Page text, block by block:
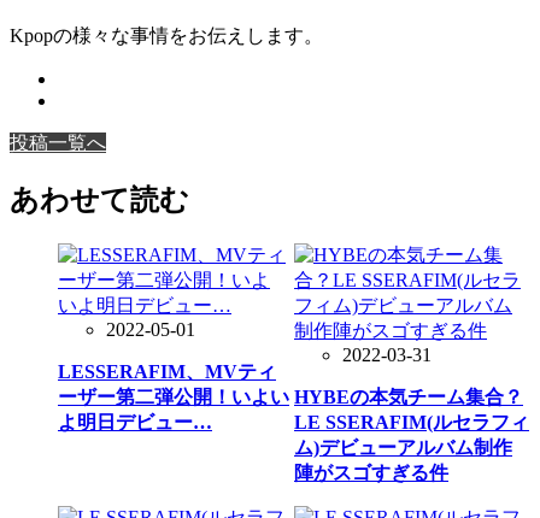
Kpopの様々な事情をお伝えします。
投稿一覧へ
あわせて読む
2022-05-01
LESSERAFIM、MVティ
ーザー第二弾公開！いよい
よ明日デビュー…
2022-03-31
HYBEの本気チーム集合？
LE SSERAFIM(ルセラフィ
ム)デビューアルバム制作
陣がスゴすぎる件